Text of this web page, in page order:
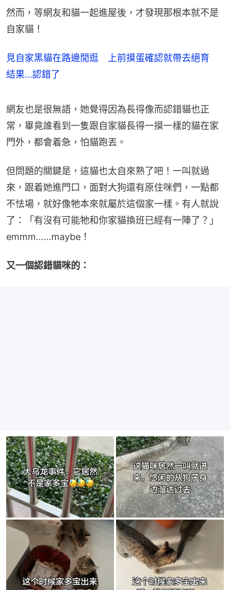
然而，等網友和貓一起進屋後，才發現那根本就不是
自家貓！
見自家黑貓在路邊閒逛 上前摸蛋確認就帶去絕育
結果...認錯了
網友也是很無語，她覺得因為長得像而認錯貓也正
常，畢竟誰看到一隻跟自家貓長得一摸一樣的貓在家
門外，都會着急，怕貓跑丟。
但問題的關鍵是，這貓也太自來熟了吧！一叫就過
來，跟着她進門口，面對大狗還有原住咪們，一點都
不怯場，就好像牠本來就屬於這個家一樣。有人就說
了：「有沒有可能牠和你家貓換班已經有一陣了？」
emmm……maybe！
又一個認錯貓咪的：